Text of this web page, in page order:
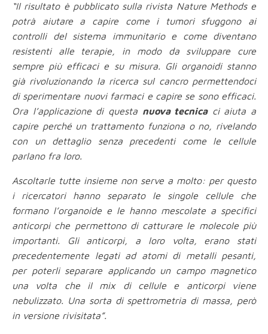
“Il risultato è pubblicato sulla rivista Nature Methods e
potrà aiutare a capire come i tumori sfuggono ai
controlli del sistema immunitario e come diventano
resistenti alle terapie, in modo da sviluppare cure
sempre più efficaci e su misura. Gli organoidi stanno
già rivoluzionando la ricerca sul cancro permettendoci
di sperimentare nuovi farmaci e capire se sono efficaci.
Ora l’applicazione di questa nuova tecnicaci aiuta a
capire perché un trattamento funziona o no, rivelando
con un dettaglio senza precedenti come le cellule
parlano fra loro.
Ascoltarle tutte insieme non serve a molto: per questo
i ricercatori hanno separato le singole cellule che
formano l’organoide e le hanno mescolate a specifici
anticorpi che permettono di catturare le molecole più
importanti. Gli anticorpi, a loro volta, erano stati
precedentemente legati ad atomi di metalli pesanti,
per poterli separare applicando un campo magnetico
una volta che il mix di cellule e anticorpi viene
nebulizzato. Una sorta di spettrometria di massa, però
in versione rivisitata”.